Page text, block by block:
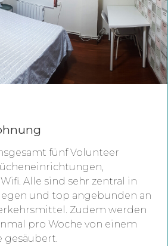
fünf Volunteer
Alle sind sehr zentral in
und top angebunden an
Zudem werden
pro Woche von einem
gesäubert.